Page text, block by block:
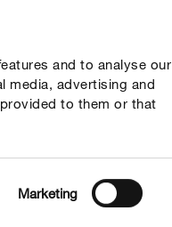
and to analyse our
media, advertising and
to them or that
Marketing